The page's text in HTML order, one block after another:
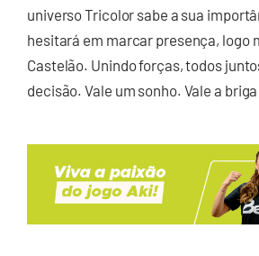
universo Tricolor sabe a sua
hesitará em marcar presença, logo
Castelão. Unindo forças, todos
decisão. Vale um sonho. Vale a